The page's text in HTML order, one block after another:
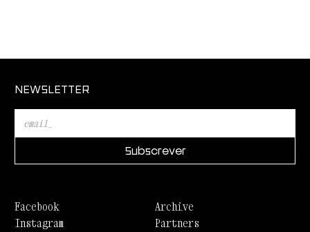
NEWSLETTER
Facebook
Instagram
Archive
Partners